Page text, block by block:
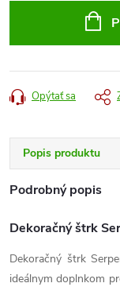
Opýtať sa
Popis produktu
Podrobný popis
Dekoračný štrk
Dekoračný štrk
ideálnym doplnkom